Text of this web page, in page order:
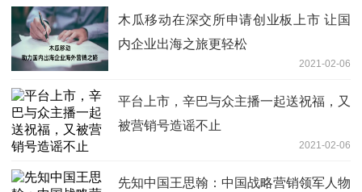
木瓜移动在深交所申请创业板上市 让国
内企业出海之旅更轻松
2021-02-06
平台上市，辛巴与众主播一起送祝福，又
被营销号造谣不止
2021-02-06
先知中国王思翰：中国战略营销领军人物